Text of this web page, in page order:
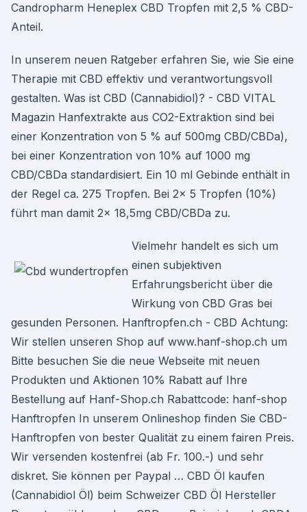
Candropharm Heneplex CBD Tropfen mit 2,5 % CBD-
Anteil.
In unserem neuen Ratgeber erfahren Sie, wie Sie eine
Therapie mit CBD effektiv und verantwortungsvoll
gestalten. Was ist CBD (Cannabidiol)? - CBD VITAL
Magazin Hanfextrakte aus CO2-Extraktion sind bei
einer Konzentration von 5 % auf 500mg CBD/CBDa),
bei einer Konzentration von 10% auf 1000 mg
CBD/CBDa standardisiert. Ein 10 ml Gebinde enthält in
der Regel ca. 275 Tropfen. Bei 2x 5 Tropfen (10%)
führt man damit 2x 18,5mg CBD/CBDa zu.
Vielmehr handelt es sich um
einen subjektiven
Erfahrungsbericht über die
Wirkung von CBD Gras bei
gesunden Personen. Hanftropfen.ch - CBD Achtung:
Wir stellen unseren Shop auf www.hanf-shop.ch um
Bitte besuchen Sie die neue Webseite mit neuen
Produkten und Aktionen 10% Rabatt auf Ihre
Bestellung auf Hanf-Shop.ch Rabattcode: hanf-shop
Hanftropfen In unserem Onlineshop finden Sie CBD-
Hanftropfen von bester Qualität zu einem fairen Preis.
Wir versenden kostenfrei (ab Fr. 100.-) und sehr
diskret. Sie können per Paypal … CBD Öl kaufen
(Cannabidiol Öl) beim Schweizer CBD Öl Hersteller